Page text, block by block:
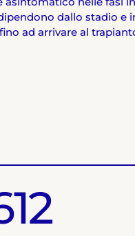
dallo stadio
ad arrivare al